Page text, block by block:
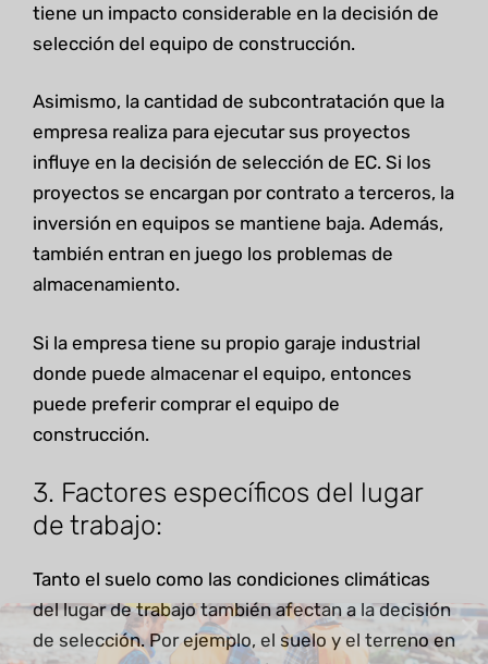
tiene un impacto considerable en la decisión de
selección del equipo de construcción.
Asimismo, la cantidad de subcontratación que la
empresa realiza para ejecutar sus proyectos
influye en la decisión de selección de EC. Si los
proyectos se encargan por contrato a terceros, la
inversión en equipos se mantiene baja. Además,
también entran en juego los problemas de
almacenamiento.
Si la empresa tiene su propio garaje industrial
donde puede almacenar el equipo, entonces
puede preferir comprar el equipo de
construcción.
3. Factores específicos del lugar
de trabajo:
Tanto el suelo como las condiciones climáticas
del lugar de trabajo también afectan a la decisión
de selección. Por ejemplo, el suelo y el terreno en